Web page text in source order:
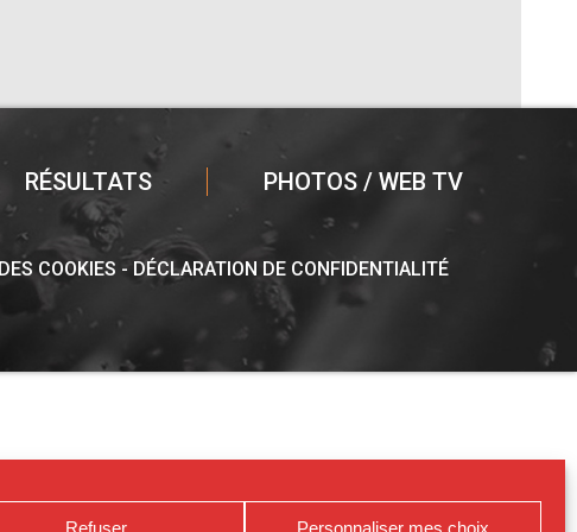
Refuser Personnaliser mes choix
RÉSULTATS PHOTOS / WEB TV
COOKIES
DÉCLARATION DE CONFIDENTIALITÉ